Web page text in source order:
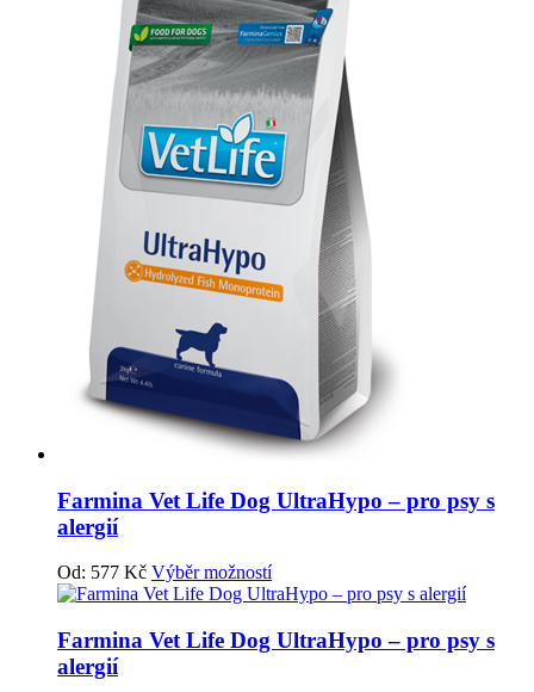
Farmina Vet Life Dog UltraHypo – pro psy s
alergií
Od: 577 Kč Výběr možností
Farmina Vet Life Dog UltraHypo – pro psy s
alergií